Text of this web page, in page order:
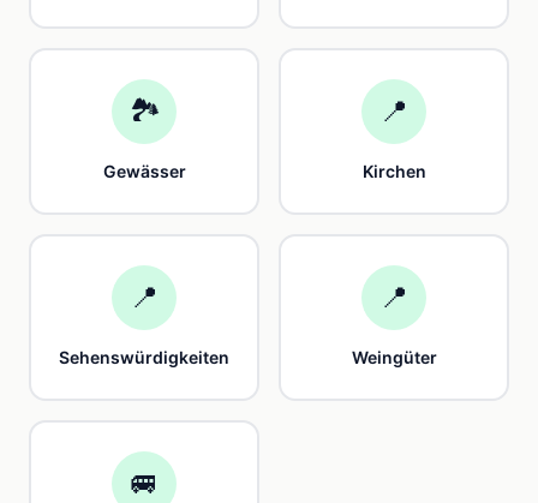
🏞️
Gewässer
📍
Kirchen
📍
Sehenswürdigkeiten
📍
Weingüter
🚐